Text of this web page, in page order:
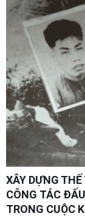
XÂY DỰNG
CÔNG TÁC
TRONG CUỘC
Tháng 7 năm 1954,